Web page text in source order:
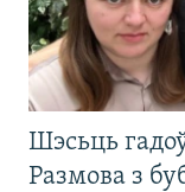
Шэсьць
Размова з